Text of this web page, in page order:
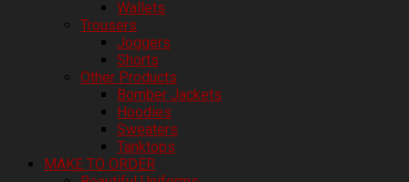
Wallets
Trousers
Joggers
Shorts
Other Products
Bomber Jackets
Hoodies
Sweaters
Tanktops
MAKE TO ORDER